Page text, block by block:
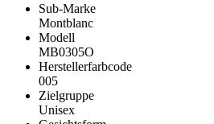
Sub-Marke
Montblanc
Modell
MB0305O
Herstellerfarbcode
005
Zielgruppe
Unisex